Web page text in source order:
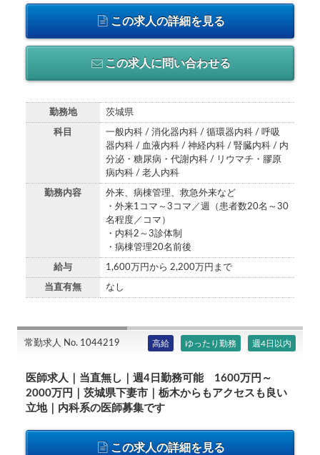
この求人の詳細を見る
この求人に問い合わせる
勤務地 茨城県
科目
一般内科 / 消化器内科 / 循環器内科 / 呼吸
器内科 / 血液内科 / 神経内科 / 腎臓内科 / 内
分泌・糖尿病・代謝内科 / リウマチ・膠原
病内科 / 老人内科
勤務内容
外来、病棟管理、救急外来など
・外来1コマ～3コマ／週（患者数20名～30
名程度／コマ）
・内科2～3診体制
・病棟管理20名前後
給与 1,600万円から 2,200万円まで
当直有無 なし
常勤求人 No. 1044219 高給 ゆったり勤務 週4日以内
医師求人｜当直無し｜週4日勤務可能 1600万円～
2000万円｜茨城県下妻市｜栃木からもアクセスも良い
立地｜内科系の医師募集です
この求人の詳細を見る